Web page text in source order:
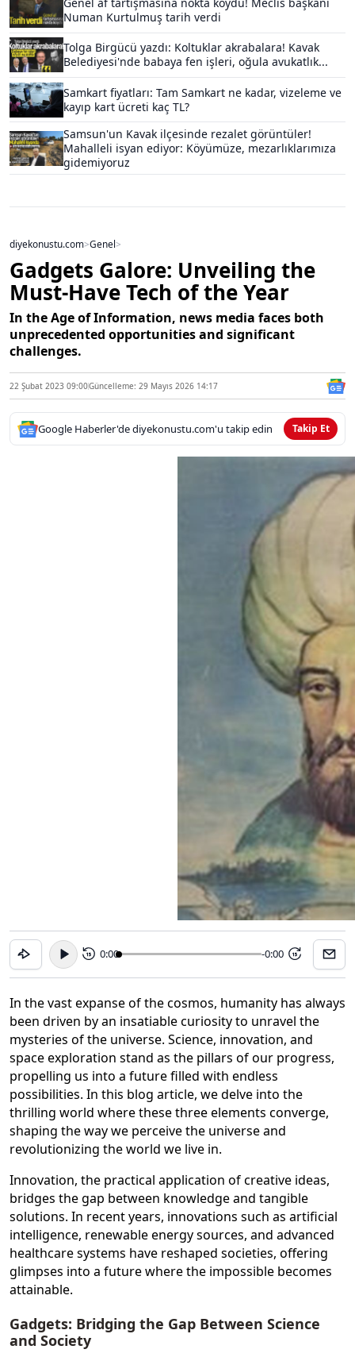
Numan Kurtulmuş tarih verdi
Tolga Birgücü yazdı: Koltuklar akrabalara! Kavak
Belediyesi'nde babaya fen işleri, oğula avukatlık...
Samkart fiyatları: Tam Samkart ne kadar, vizeleme ve
kayıp kart ücreti kaç TL?
Samsun'un Kavak ilçesinde rezalet görüntüler!
Mahalleli isyan ediyor: Köyümüze, mezarlıklarımıza
gidemiyoruz
diyekonustu.com>Genel>
Gadgets Galore: Unveiling the
Must-Have Tech of the Year
In the Age of Information, news media faces both
unprecedented opportunities and significant
challenges.
22 Şubat 2023 09:00Güncelleme: 29 Mayıs 2026 14:17
Google Haberler'de diyekonustu.com'u takip edin Takip Et
15 0:00 -0:00 15
In the vast expanse of the cosmos, humanity has always
been driven by an insatiable curiosity to unravel the
mysteries of the universe. Science, innovation, and
space exploration stand as the pillars of our progress,
propelling us into a future filled with endless
possibilities. In this blog article, we delve into the
thrilling world where these three elements converge,
shaping the way we perceive the universe and
revolutionizing the world we live in.
Innovation, the practical application of creative ideas,
bridges the gap between knowledge and tangible
solutions. In recent years, innovations such as artificial
intelligence, renewable energy sources, and advanced
healthcare systems have reshaped societies, offering
glimpses into a future where the impossible becomes
attainable.
Gadgets: Bridging the Gap Between Science
and Society